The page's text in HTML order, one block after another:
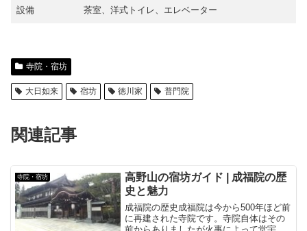
設備 茶室、洋式トイレ、エレベーター
寺院・宿坊
大日如来 宿坊 徳川家 普門院
関連記事
寺院・宿坊
高野山の宿坊ガイド | 成福院の歴
史と魅力
成福院の歴史成福院は今から500年ほど前
に再建された寺院です。寺院自体はその